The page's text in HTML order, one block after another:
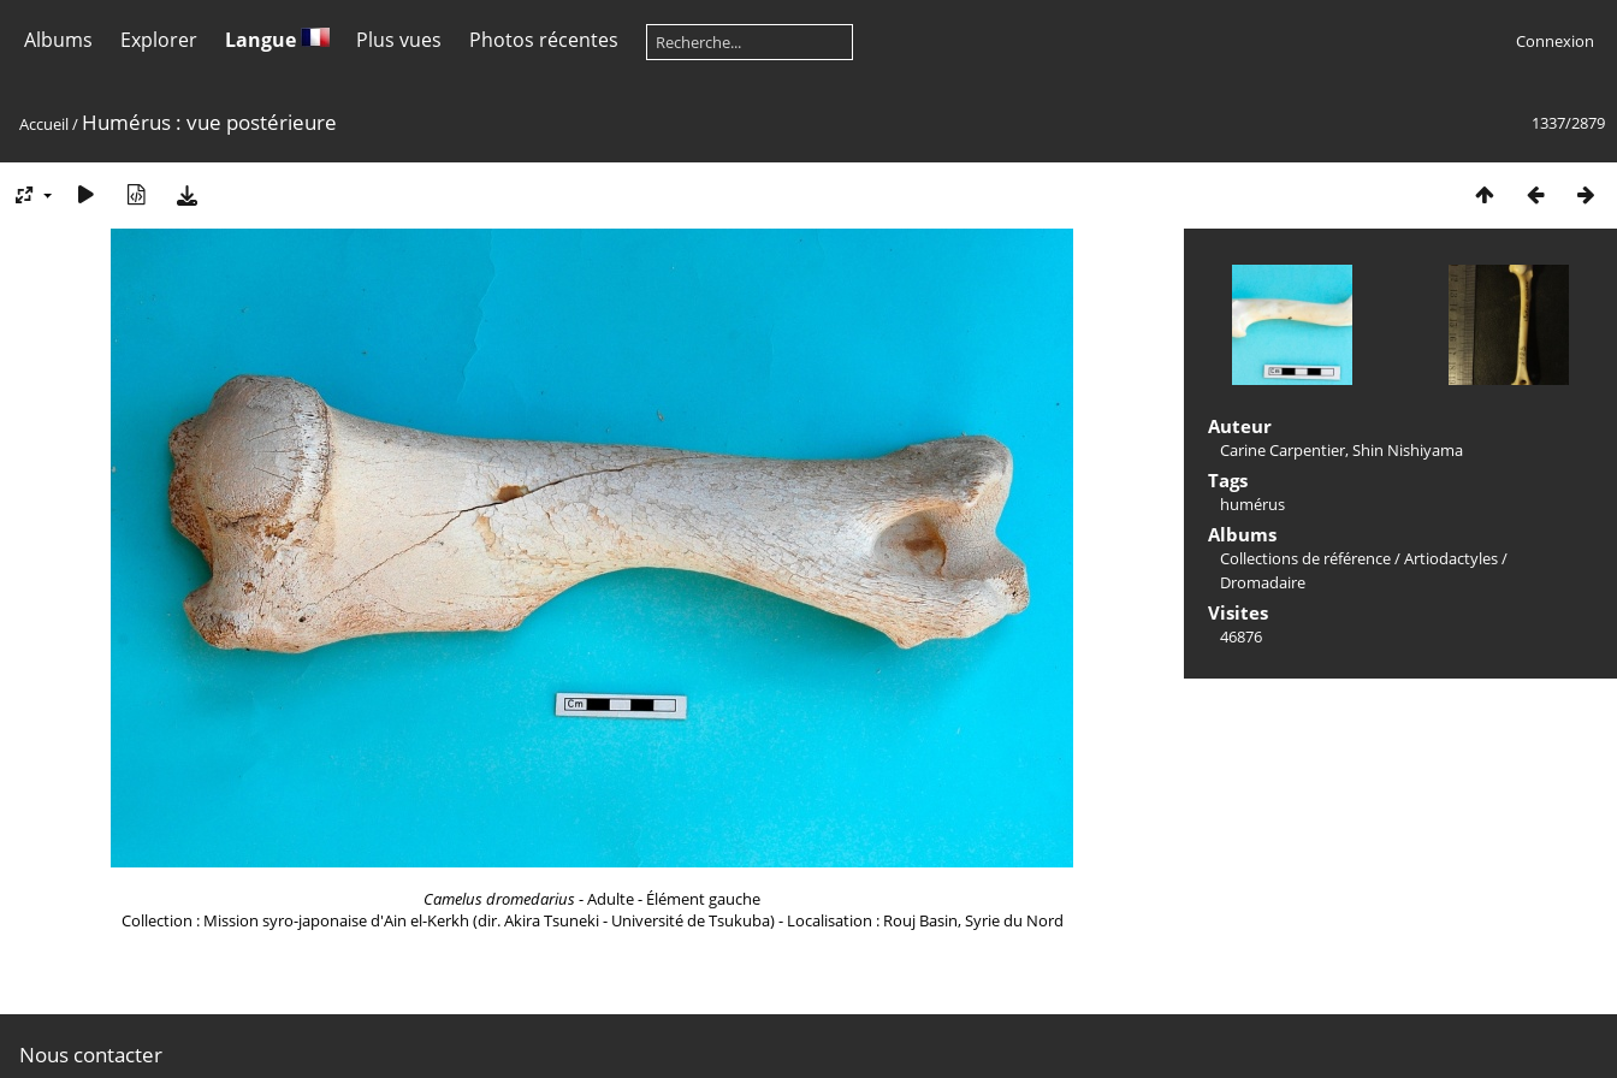
Albums Explorer Langue Plus vues Photos récentes Connexion
1337/2879
Accueil/ Humérus : vue postérieure
Camelus dromedarius- Adulte - Élément gauche
Collection : Mission syro-japonaise d'Ain el-Kerkh (dir. Akira Tsuneki - Université de Tsukuba) - Localisation : Rouj Basin, Syrie du Nord
Auteur
Carine Carpentier, Shin Nishiyama
Tags
humérus
Albums
Collections de référence/Artiodactyles/
Dromadaire
Visites
46876
Nous contacter